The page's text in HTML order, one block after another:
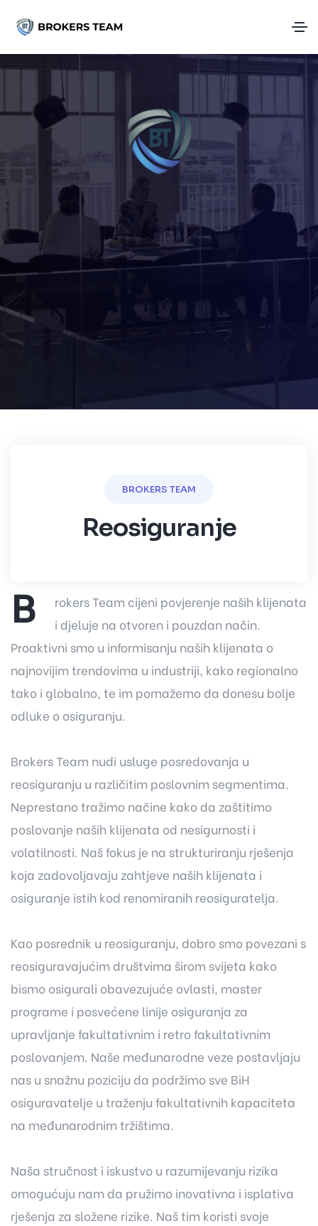
BROKERS TEAM
Reosiguranje
B
rokers Team cijeni povjerenje naših klijenata
i djeluje na otvoren i pouzdan način.
Proaktivni smo u informisanju naših klijenata o
najnovijim trendovima u industriji, kako regionalno
tako i globalno, te im pomažemo da donesu bolje
odluke o osiguranju.
Brokers Team nudi usluge posredovanja u
reosiguranju u različitim poslovnim segmentima.
Neprestano tražimo načine kako da zaštitimo
poslovanje naših klijenata od nesigurnosti i
volatilnosti. Naš fokus je na strukturiranju rješenja
koja zadovoljavaju zahtjeve naših klijenata i
osiguranje istih kod renomiranih reosiguratelja.
Kao posrednik u reosiguranju, dobro smo povezani s
reosiguravajućim društvima širom svijeta kako
bismo osigurali obavezujuće ovlasti, master
programe i posvećene linije osiguranja za
upravljanje fakultativnim i retro fakultativnim
poslovanjem. Naše međunarodne veze postavljaju
nas u snažnu poziciju da podržimo sve BiH
osiguravatelje u traženju fakultativnih kapaciteta
na međunarodnim tržištima.
Naša stručnost i iskustvo u razumijevanju rizika
omogućuju nam da pružimo inovativna i isplativa
rješenja za složene rizike. Naš tim koristi svoje